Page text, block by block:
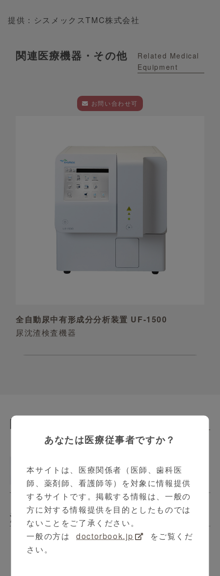
提供：シスメックスTMC株式会社
関連医療機器・その他
Related Medical
Equipment
お問い合わせ可
全自動尿中有形成分分析装置 UF-1500
尿沈渣検査機器
関連動画
1:33
泌尿器科
あなたは医療従事者ですか？
本サイトは、医療関係者（医師、歯科医
師、薬剤師、看護師等）を対象に情報提供
するサイトです。掲載する情報は、一般の
方に対する情報提供を目的としたものでは
ないことをご了承ください。
一般の方は
doctorbook.jp
をご覧くだ
さい。